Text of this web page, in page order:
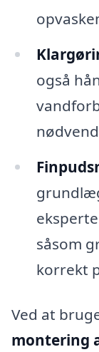
også
såsom
korrekt
Ved at
montering